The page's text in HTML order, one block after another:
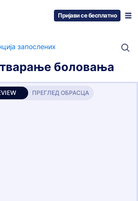
Пријави се бесплатно
запослених
боловања
ПРЕГЛЕД ОБРАСЦА